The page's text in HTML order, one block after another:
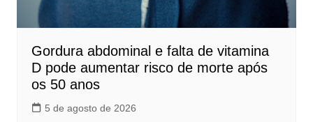
Gordura abdominal e falta de vitamina
D pode aumentar risco de morte após
os 50 anos
5 de agosto de 2026